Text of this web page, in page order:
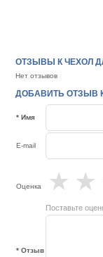
ОТЗЫВЫ К ЧЕХОЛ
Нет отзывов
ДОБАВИТЬ ОТЗЫВ К
* Имя
E-mail
Оценка ★
★
Поставьте
* Отзыв